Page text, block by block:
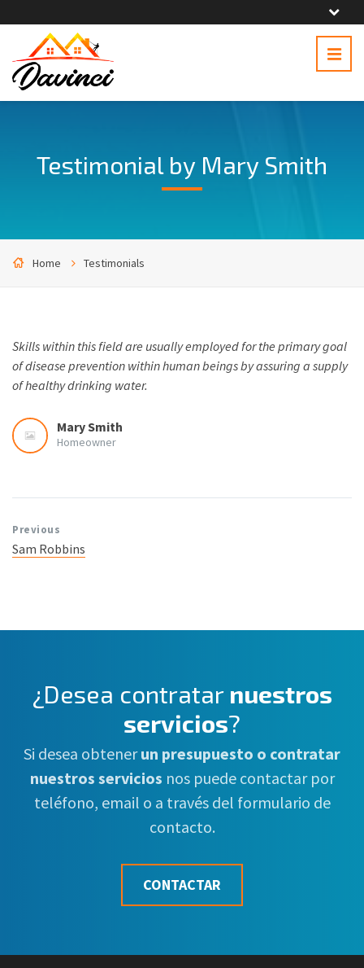
Testimonial by Mary Smith
Home Testimonials
Skills within this field are usually employed for the primary goal
of disease prevention within human beings by assuring a supply
of healthy drinking water.
Mary Smith
Homeowner
Previous
Sam Robbins
¿Desea contratar nuestros
servicios?
Si desea obtenerun presupuesto o contratar
nuestros servicios nos puede contactar por
teléfono, email o a través del formulario de
contacto.
CONTACTAR